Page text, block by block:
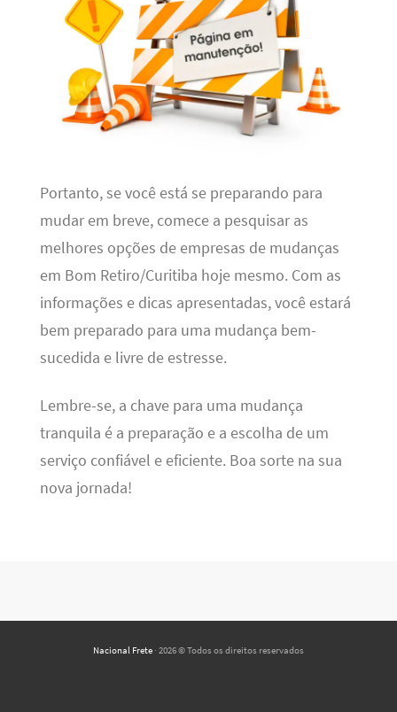
Portanto, se você está se preparando para
mudar em breve, comece a pesquisar as
melhores opções de empresas de mudanças
em Bom Retiro/Curitiba hoje mesmo. Com as
informações e dicas apresentadas, você estará
bem preparado para uma mudança bem-
sucedida e livre de estresse.
Lembre-se, a chave para uma mudança
tranquila é a preparação e a escolha de um
serviço confiável e eficiente. Boa sorte na sua
nova jornada!
Nacional Frete · 2026 © Todos os direitos reservados